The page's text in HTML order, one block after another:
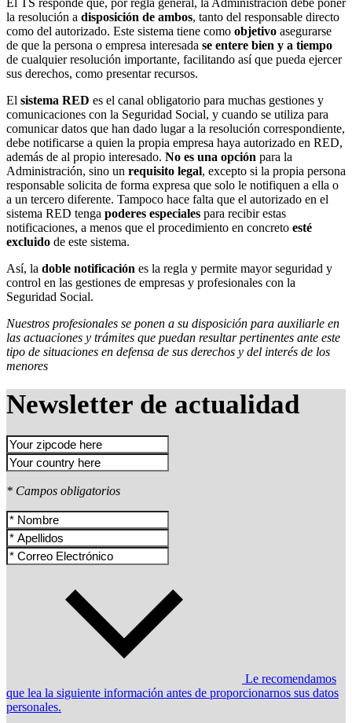
la resolución a disposición de ambos, tanto del responsable directo
como del autorizado. Este sistema tiene como objetivo asegurarse
de que la persona o empresa interesada se entere bien y a tiempo
de cualquier resolución importante, facilitando así que pueda ejercer
sus derechos, como presentar recursos.
El sistema RED es el canal obligatorio para muchas gestiones y
comunicaciones con la Seguridad Social, y cuando se utiliza para
comunicar datos que han dado lugar a la resolución correspondiente,
debe notificarse a quien la propia empresa haya autorizado en RED,
además de al propio interesado. No es una opción para la
Administración, sino un requisito legal, excepto si la propia persona
responsable solicita de forma expresa que solo le notifiquen a ella o
a un tercero diferente. Tampoco hace falta que el autorizado en el
sistema RED tenga poderes especiales para recibir estas
notificaciones, a menos que el procedimiento en concreto esté
excluido de este sistema.
Así, la doble notificación es la regla y permite mayor seguridad y
control en las gestiones de empresas y profesionales con la
Seguridad Social.
Nuestros profesionales se ponen a su disposición para auxiliarle en
las actuaciones y trámites que puedan resultar pertinentes ante este
tipo de situaciones en defensa de sus derechos y del interés de los
menores
Newsletter de actualidad
* Campos obligatorios
Le recomendamos
que lea la siguiente información antes de proporcionarnos sus datos
personales.